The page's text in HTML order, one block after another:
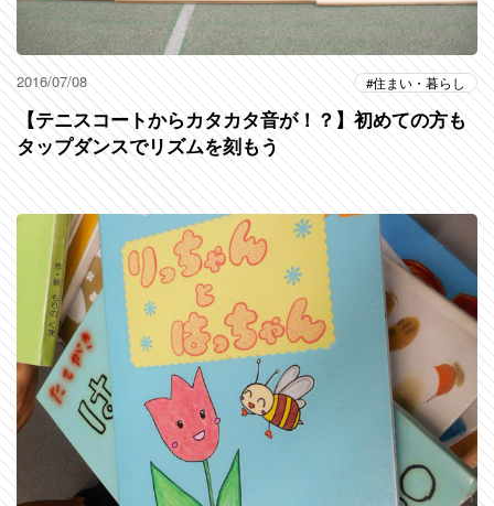
2016/07/08 住まい・暮らし
【テニスコートからカタカタ音が！？】初めての方も
タップダンスでリズムを刻もう